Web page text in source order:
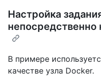
Настройка
В примере
качестве узла Docker.